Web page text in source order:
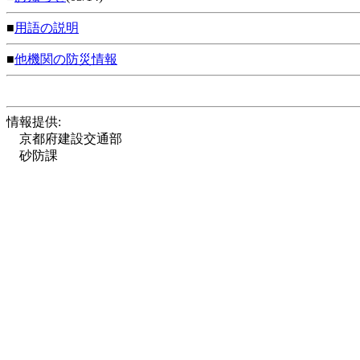
■用語の説明
■他機関の防災情報
情報提供:
京都府建設交通部
砂防課